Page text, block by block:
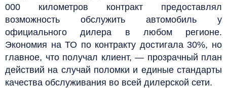
000 километров контракт предоставлял
возможность обслужить автомобиль у
официального дилера в любом регионе.
Экономия на ТО по контракту достигала 30%, но
главное, что получал клиент, — прозрачный план
действий на случай поломки и единые стандарты
качества обслуживания во всей дилерской сети.